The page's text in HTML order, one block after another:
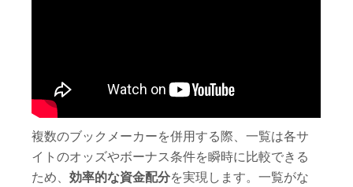
複数のブックメーカーを併用する際、一覧は各サ
イトのオッズやボーナス条件を瞬時に比較できる
ため、効率的な資金配分を実現します。一覧がな